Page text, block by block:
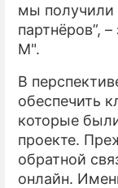
мы получили
партнёров”,
М".
В
обеспечить
которые
проекте.
обратной
онлайн.